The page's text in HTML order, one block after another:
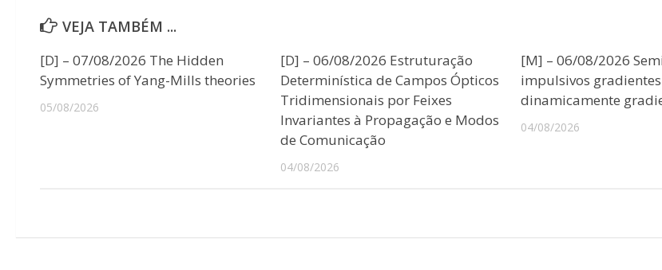
VEJA TAMBÉM ...
[D] – 07/08/2026 The Hidden
Symmetries of Yang-Mills theories
05/08/2026
[D] – 06/08/2026 Estruturação
Determinística de Campos Ópticos
Tridimensionais por Feixes
Invariantes à Propagação e Modos
de Comunicação
04/08/2026
[M] – 06/08/2026
impulsivos
dinamicamente
04/08/2026